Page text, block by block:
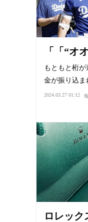
「「“オ
もともと桁
金が振り込
2024.03.27 01:12
ロレック